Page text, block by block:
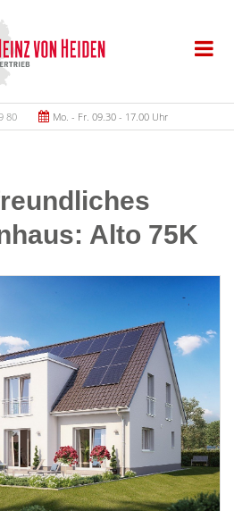
80 Mo. - Fr. 09.30 - 17.00 Uhr
Alto 75K